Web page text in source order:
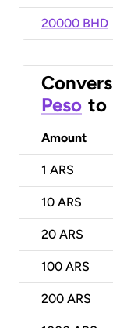
20000 BHD
Peso to
Amount
1 ARS
10 ARS
20 ARS
100 ARS
200 ARS